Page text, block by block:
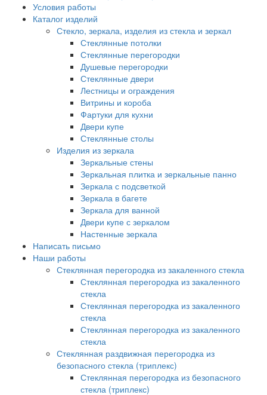
Условия работы
Каталог изделий
Стекло, зеркала, изделия из стекла и зеркал
Стеклянные потолки
Стеклянные перегородки
Душевые перегородки
Стеклянные двери
Лестницы и ограждения
Витрины и короба
Фартуки для кухни
Двери купе
Стеклянные столы
Изделия из зеркала
Зеркальные стены
Зеркальная плитка и зеркальные панно
Зеркала с подсветкой
Зеркала в багете
Зеркала для ванной
Двери купе с зеркалом
Настенные зеркала
Написать письмо
Наши работы
Стеклянная перегородка из закаленного стекла
Стеклянная перегородка из закаленного
стекла
Стеклянная перегородка из закаленного
стекла
Стеклянная перегородка из закаленного
стекла
Стеклянная раздвижная перегородка из
безопасного стекла (триплекс)
Стеклянная перегородка из безопасного
стекла (триплекс)